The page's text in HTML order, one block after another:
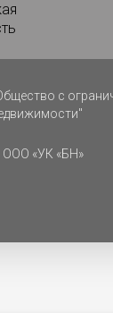
с
ООО «УК «БН»